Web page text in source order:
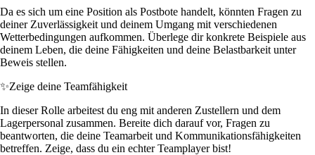
Da es sich um eine Position als Postbote handelt, könnten Fragen zu
deiner Zuverlässigkeit und deinem Umgang mit verschiedenen
Wetterbedingungen aufkommen. Überlege dir konkrete Beispiele aus
deinem Leben, die deine Fähigkeiten und deine Belastbarkeit unter
Beweis stellen.
✨Zeige deine Teamfähigkeit
In dieser Rolle arbeitest du eng mit anderen Zustellern und dem
Lagerpersonal zusammen. Bereite dich darauf vor, Fragen zu
beantworten, die deine Teamarbeit und Kommunikationsfähigkeiten
betreffen. Zeige, dass du ein echter Teamplayer bist!